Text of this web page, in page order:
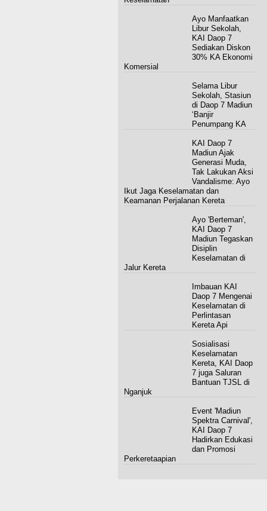
Ayo Manfaatkan
Libur Sekolah,
KAI Daop 7
Sediakan Diskon
30% KA Ekonomi
Komersial
Selama Libur
Sekolah, Stasiun
di Daop 7 Madiun
‘Banjir
Penumpang KA
KAI Daop 7
Madiun Ajak
Generasi Muda,
Tak Lakukan Aksi
Vandalisme: Ayo
Ikut Jaga Keselamatan dan
Keamanan Perjalanan Kereta
Ayo 'Berteman',
KAI Daop 7
Madiun Tegaskan
Disiplin
Keselamatan di
Jalur Kereta
Imbauan KAI
Daop 7 Mengenai
Keselamatan di
Perlintasan
Kereta Api
Sosialisasi
Keselamatan
Kereta, KAI Daop
7 juga Saluran
Bantuan TJSL di
Nganjuk
Event 'Madiun
Spektra Carnival',
KAI Daop 7
Hadirkan Edukasi
dan Promosi
Perkeretaapian